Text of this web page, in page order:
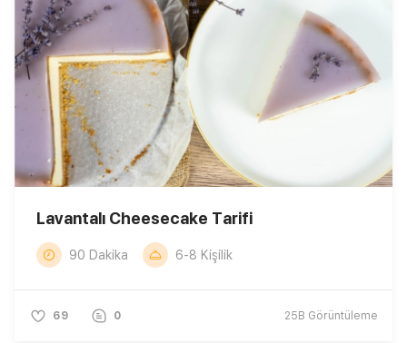
Lavantalı Cheesecake Tarifi
90 Dakika 6-8 Kişilik
69 0 25B Görüntüleme